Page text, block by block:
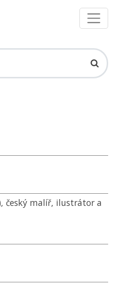
český malíř, ilustrátor a